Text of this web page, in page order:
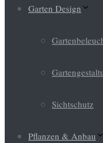
Garten Design
Sichtschutz
Pflanzen & Anbau